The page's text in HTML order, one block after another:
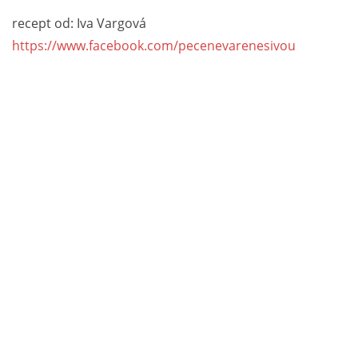
recept od: Iva Vargová
https://www.facebook.com/pecenevarenesivou